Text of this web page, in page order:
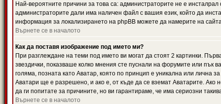
Най-вероятните причини за това са: администраторите не е
администраторите дали има наличен файл с вашия език, който да
информация за локализирането на phpBB можете да намерите на
Върнете се в началото
Как да поставя изображение под името ми?
При разглеждане на теми под името ви могат да стоят 2 картинки.
звездички, показваше колко мнения сте пуснали на форумите или пък
голяма, позната като Аватар, която по принцип е уникална или лична
Аватари ще е разрешено, и ако е, от къде да се вземат Аватарите.
да ги попитате за причините, но ви гарантираме, че има сериозни
Върнете се в началото